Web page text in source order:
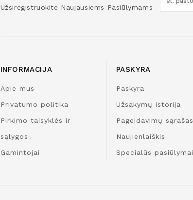
Užsiregistruokite Naujausiems Pasiūlymams
INFORMACIJA
Apie mus
Privatumo politika
Pirkimo taisyklės ir
sąlygos
Gamintojai
PASKYRA
Paskyra
Užsakymų istorija
Pageidavimų sąrašas
Naujienlaiškis
Specialūs pasiūlymai